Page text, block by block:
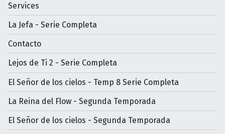
Services
La Jefa - Serie Completa
Contacto
Lejos de Ti 2 - Serie Completa
El Señor de los cielos - Temp 8 Serie Completa
La Reina del Flow - Segunda Temporada
El Señor de los cielos - Segunda Temporada